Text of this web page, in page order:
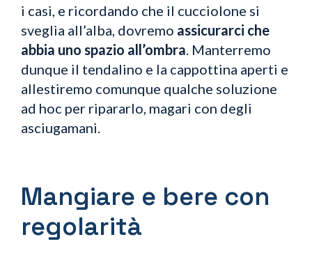
i casi, e ricordando che il cucciolone si
sveglia all’alba, dovremo assicurarci che
abbia uno spazio all’ombra. Manterremo
dunque il tendalino e la cappottina aperti e
allestiremo comunque qualche soluzione
ad hoc per ripararlo, magari con degli
asciugamani.
Mangiare e bere con
regolarità